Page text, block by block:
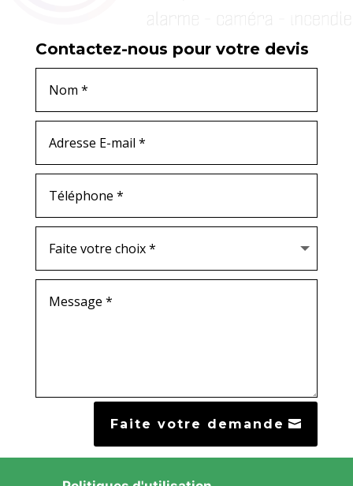
Contactez-nous pour votre devis
Faite votre demande